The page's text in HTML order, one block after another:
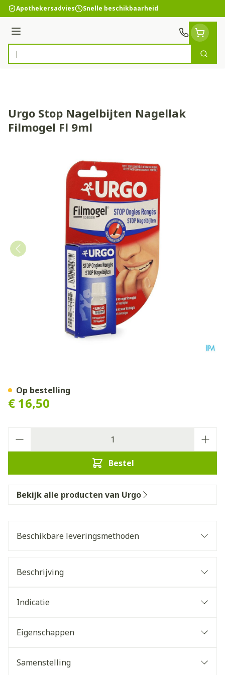
Ga naar de inhoud
Apothekersadvies Snelle beschikbaarheid
Menu
Product, merk, categorie...
Zoek
Urgo Stop Nagelbijten Nagellak
Filmogel Fl 9ml
€ 16,50
Bestel
Op bestelling
Bekijk alle producten van Urgo
Beschikbare leveringsmethoden
Beschrijving
Indicatie
Eigenschappen
Samenstelling